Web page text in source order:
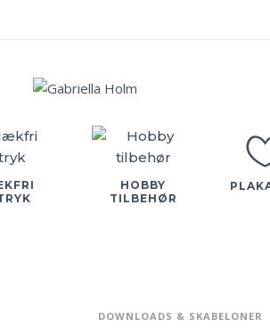
HOBBY
TILBEHØR
DOWNLOADS & SKABELONER